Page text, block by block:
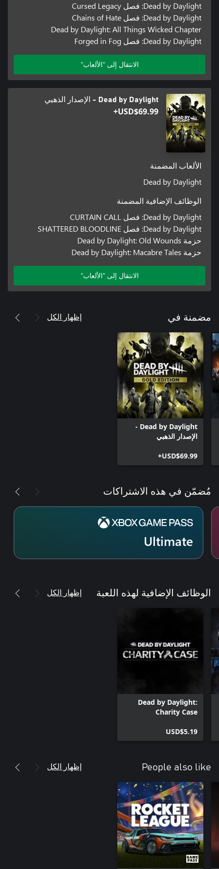
Dead by Daylight: فصل Cursed Legacy
Dead by Daylight: فصل Chains of Hate
Dead by Daylight: All Things Wicked Chapter
Dead by Daylight: فصل Forged in Fog
الانتقال إلى "الألعاب"
Dead by Daylight - الإصدار الذهبي
USD$69.99+
الألعاب المضمنة
Dead by Daylight
الوظائف الإضافية المضمنة
Dead by Daylight: فصل CURTAIN CALL
Dead by Daylight: فصل SHATTERED BLOODLINE
حزمة Dead by Daylight: Old Wounds
حزمة Dead by Daylight: Macabre Tales
الانتقال إلى "الألعاب"
مضمنة في إظهار الكل
Dead by Daylight -
الإصدار الذهبي
USD$69.99+
مُضمّن في هذه الاشتراكات
Ultimate
الوظائف الإضافية لهذه اللعبة إظهار الكل
Dead by Daylight:
Charity Case
USD$5.19
People also like إظهار الكل